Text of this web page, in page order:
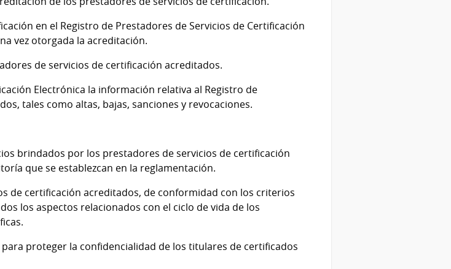
en el Registro de Prestadores de Servicios de Certificación
vez otorgada la acreditación.
de servicios de certificación acreditados.
Electrónica la información relativa al Registro de
tales como altas, bajas, sanciones y revocaciones.
brindados por los prestadores de servicios de certificación
que se establezcan en la reglamentación.
de certificación acreditados, de conformidad con los criterios
los aspectos relacionados con el ciclo de vida de los
proteger la confidencialidad de los titulares de certificados